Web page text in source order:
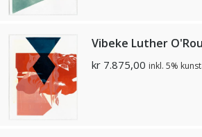
Vibeke Luther
kr 7.875,00 inkl. 5%